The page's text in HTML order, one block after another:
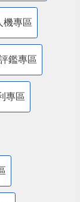
機專區
鑑專區
專區